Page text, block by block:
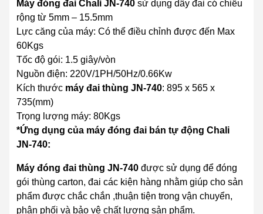
Máy đóng đai Chali JN-740 sử dụng dây đai có chiều
rộng từ 5mm – 15.5mm
Lực căng của máy: Có thể điều chỉnh được đến Max
60Kgs
Tốc độ gói: 1.5 giây/vòn
Nguồn điện: 220V/1PH/50Hz/0.66Kw
Kích thước máy đai thùng JN-740: 895 x 565 x
735(mm)
Trọng lượng máy: 80Kgs
*Ứng dụng của máy đóng đai bán tự động Chali
JN-740:
Máy đóng đai thùng JN-740 được sử dụng để đóng
gói thùng carton, đai các kiện hàng nhằm giúp cho sản
phẩm được chắc chắn ,thuận tiện trong vận chuyển,
phân phối và bảo vệ chất lượng sản phẩm.